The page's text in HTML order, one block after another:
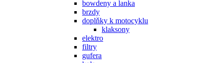
bowdeny a lanka
brzdy
doplňky k motocyklu
klaksony
elektro
filtry
gufera